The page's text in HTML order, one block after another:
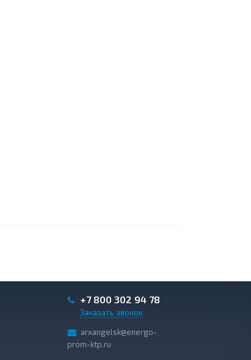
+7 800 302 94 78
Заказать звонок
arxangelsk@energo-
prom-ktp.ru